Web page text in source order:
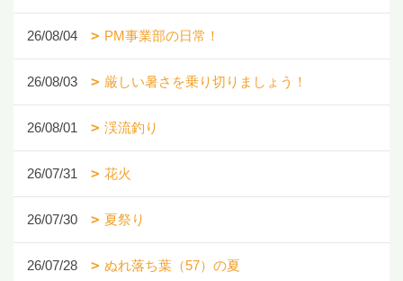
26/08/04 PM事業部の日常！
26/08/03 厳しい暑さを乗り切りましょう！
26/08/01 渓流釣り
26/07/31 花火
26/07/30 夏祭り
26/07/28 ぬれ落ち葉（57）の夏